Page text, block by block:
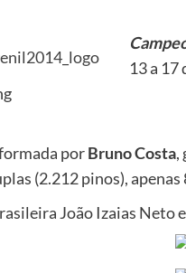
13 a 17
porBruno Costa,
(2.212 pinos),
João Izaias Neto